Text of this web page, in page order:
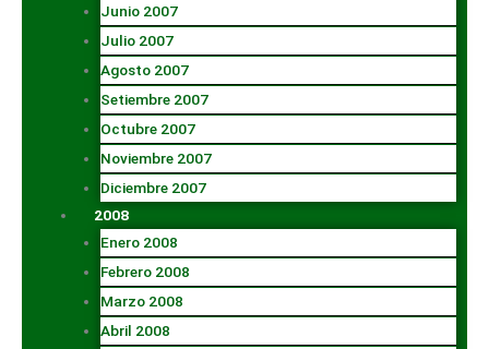
Junio 2007
Julio 2007
Agosto 2007
Setiembre 2007
Octubre 2007
Noviembre 2007
Diciembre 2007
2008
Enero 2008
Febrero 2008
Marzo 2008
Abril 2008